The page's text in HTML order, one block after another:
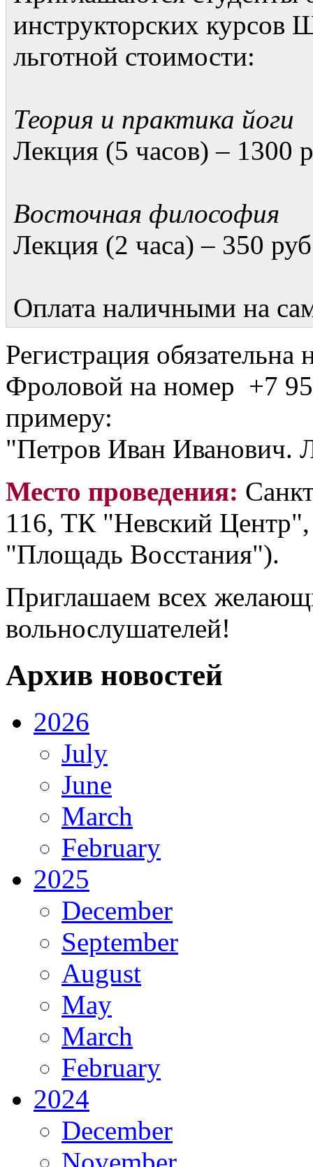
инструкторских
льготной стоимости:
Теория и практика йоги
Лекция (5 часов) – 1300
Восточная философия
Лекция (2 часа) – 350
Оплата наличными на
Регистрация
Фроловой на номер +7
примеру:
"Петров Иван Иванович.
Место проведения:
116, ТК "Невский
"Площадь Восстания").
Приглашаем всех
вольнослушателей!
Архив новостей
2026
July
June
March
February
2025
December
September
August
May
March
February
2024
December